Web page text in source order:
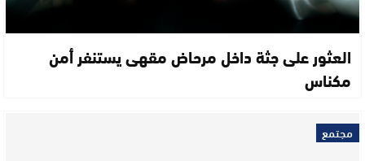
العثور على جثة داخل مرحاض مقهى يستنفر أمن
مكناس
مجتمع